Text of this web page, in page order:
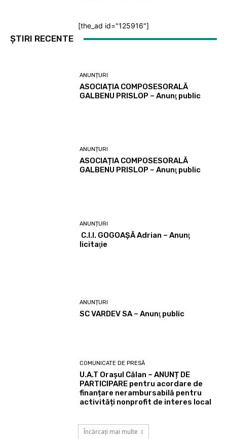
[the_ad id="125916"]
ȘTIRI RECENTE
ANUNȚURI
ASOCIAȚIA COMPOSESORALĂ
GALBENU PRISLOP – Anunţ public
ANUNȚURI
ASOCIAȚIA COMPOSESORALĂ
GALBENU PRISLOP – Anunţ public
ANUNȚURI
C.I.I. GOGOAŞĂ Adrian – Anunţ
licitaţie
ANUNȚURI
SC VARDEV SA – Anunţ public
COMUNICATE DE PRESĂ
U.A.T Orașul Călan – ANUNȚ DE
PARTICIPARE pentru acordare de
finanțare nerambursabilă pentru
activități nonprofit de interes local
Încărcați mai multe